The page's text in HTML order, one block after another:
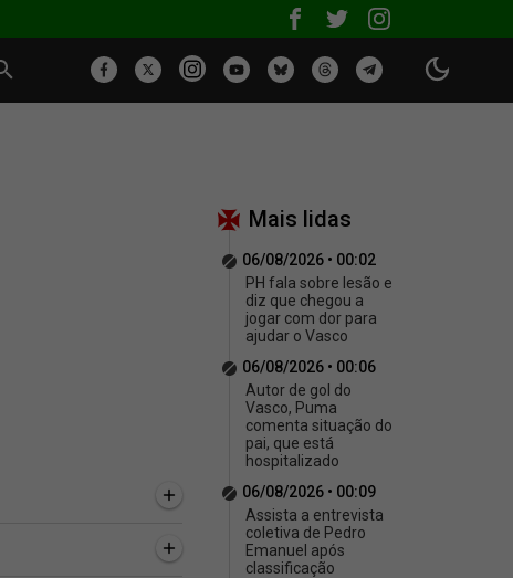
Mais lidas
06/08/2026 • 00:02
PH fala sobre lesão e
diz que chegou a
jogar com dor para
ajudar o Vasco
06/08/2026 • 00:06
Autor de gol do
Vasco, Puma
comenta situação do
pai, que está
hospitalizado
06/08/2026 • 00:09
Assista a entrevista
coletiva de Pedro
Emanuel após
classificação